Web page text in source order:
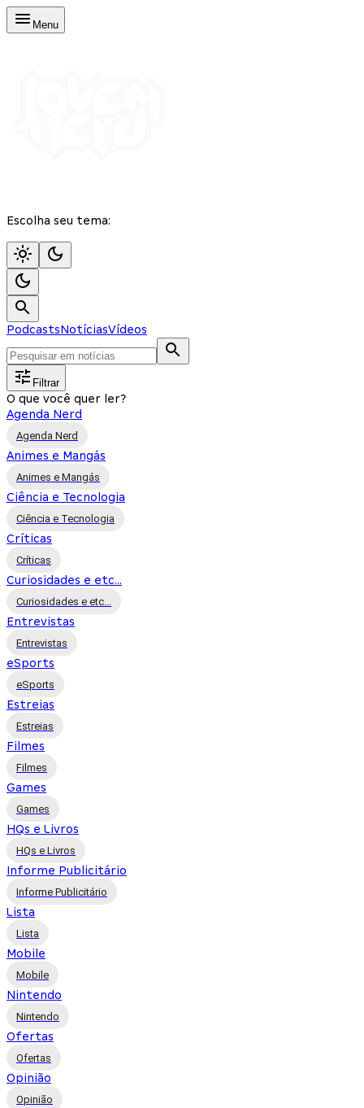
Menu
Escolha seu tema:
PodcastsNotíciasVídeos
Filtrar
O que você quer ler?
Agenda Nerd
Agenda Nerd
Animes e Mangás
Animes e Mangás
Ciência e Tecnologia
Ciência e Tecnologia
Críticas
Críticas
Curiosidades e etc...
Curiosidades e etc...
Entrevistas
Entrevistas
eSports
eSports
Estreias
Estreias
Filmes
Filmes
Games
Games
HQs e Livros
HQs e Livros
Informe Publicitário
Informe Publicitário
Lista
Lista
Mobile
Mobile
Nintendo
Nintendo
Ofertas
Ofertas
Opinião
Opinião